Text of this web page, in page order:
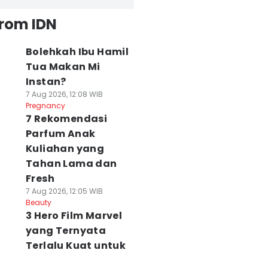
IDN
Bolehkah Ibu Hamil
Tua Makan Mi
Instan?
7 Aug 2026, 12:08 WIB
Pregnancy
7 Rekomendasi
Parfum Anak
Kuliahan yang
Tahan Lama dan
Fresh
7 Aug 2026, 12:05 WIB
Beauty
3 Hero Film Marvel
yang Ternyata
Terlalu Kuat untuk